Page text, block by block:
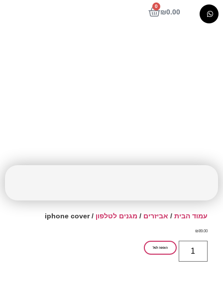
₪0.00
0
עמוד הבית / אביזרים / מגנים לטלפון / iphone cover
₪89.00
הוספה לסל